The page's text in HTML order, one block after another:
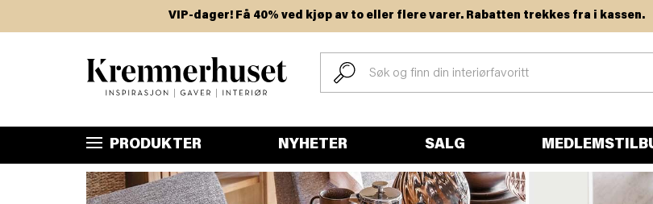
til
VIP-dager! Få 40% ved kjøp av to eller flere varer. Rabatten trekkes fra i kassen.
PRODUKTER NYHETER SALG